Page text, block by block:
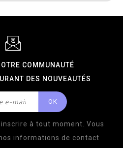
COMMUNAUTÉ
DES NOUVEAUTÉS
à tout moment. Vous
informations de contact